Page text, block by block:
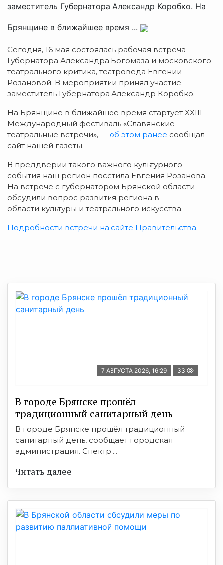
заместитель Губернатора Александр Коробко. На
Брянщине в ближайшее время ...
Сегодня, 16 мая состоялась рабочая встреча
Губернатора Александра Богомаза и московского
театрального критика, театроведа Евгении
Розановой. В мероприятии принял участие
заместитель Губернатора Александр Коробко.
На Брянщине в ближайшее время стартует XXIII
Международный фестиваль «Славянские
театральные встречи», — об этом ранее сообщал
сайт нашей газеты.
В преддверии такого важного культурного
события наш регион посетила Евгения Розанова.
На встрече с губернатором Брянской области
обсудили вопрос развития региона в
области культуры и театрального искусства.
Подробности встречи на сайте Правительства.
7 АВГУСТА 2026, 16:29 33
В городе Брянске прошёл
традиционный санитарный день
В городе Брянске прошёл традиционный
санитарный день, сообщает городская
администрация. Спектр ...
Читать далее